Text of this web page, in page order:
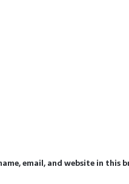
email, and website in